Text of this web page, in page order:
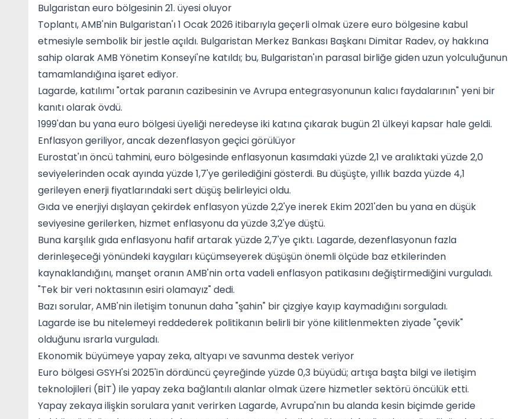
Bulgaristan euro bölgesinin 21. üyesi oluyor
Toplantı, AMB'nin Bulgaristan'ı 1 Ocak 2026 itibarıyla geçerli olmak üzere euro bölgesine kabul
etmesiyle sembolik bir jestle açıldı. Bulgaristan Merkez Bankası Başkanı Dimitar Radev, oy hakkına
sahip olarak AMB Yönetim Konseyi'ne katıldı; bu, Bulgaristan'ın parasal birliğe giden uzun yolculuğunun
tamamlandığına işaret ediyor.
Lagarde, katılımı "ortak paranın cazibesinin ve Avrupa entegrasyonunun kalıcı faydalarının" yeni bir
kanıtı olarak övdü.
1999'dan bu yana euro bölgesi üyeliği neredeyse iki katına çıkarak bugün 21 ülkeyi kapsar hale geldi.
Enflasyon geriliyor, ancak dezenflasyon geçici görülüyor
Eurostat'ın öncü tahmini, euro bölgesinde enflasyonun kasımdaki yüzde 2,1 ve aralıktaki yüzde 2,0
seviyelerinden ocak ayında yüzde 1,7'ye gerilediğini gösterdi. Bu düşüşte, yıllık bazda yüzde 4,1
gerileyen enerji fiyatlarındaki sert düşüş belirleyici oldu.
Gıda ve enerjiyi dışlayan çekirdek enflasyon yüzde 2,2'ye inerek Ekim 2021'den bu yana en düşük
seviyesine gerilerken, hizmet enflasyonu da yüzde 3,2'ye düştü.
Buna karşılık gıda enflasyonu hafif artarak yüzde 2,7'ye çıktı. Lagarde, dezenflasyonun fazla
derinleşeceği yönündeki kaygıları küçümseyerek düşüşün önemli ölçüde baz etkilerinden
kaynaklandığını, manşet oranın AMB'nin orta vadeli enflasyon patikasını değiştirmediğini vurguladı.
"Tek bir veri noktasının esiri olamayız" dedi.
Bazı sorular, AMB'nin iletişim tonunun daha "şahin" bir çizgiye kayıp kaymadığını sorguladı.
Lagarde ise bu nitelemeyi reddederek politikanın belirli bir yöne kilitlenmekten ziyade "çevik"
olduğunu ısrarla vurguladı.
Ekonomik büyümeye yapay zeka, altyapı ve savunma destek veriyor
Euro bölgesi GSYH'si 2025'in dördüncü çeyreğinde yüzde 0,3 büyüdü; artışa başta bilgi ve iletişim
teknolojileri (BİT) ile yapay zeka bağlantılı alanlar olmak üzere hizmetler sektörü öncülük etti.
Yapay zekaya ilişkin sorulara yanıt verirken Lagarde, Avrupa'nın bu alanda kesin biçimde geride